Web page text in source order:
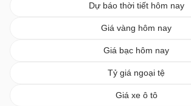
Dự báo thời tiết hôm nay
Giá vàng hôm nay
Giá bạc hôm nay
Tỷ giá ngoại tệ
Giá xe ô tô